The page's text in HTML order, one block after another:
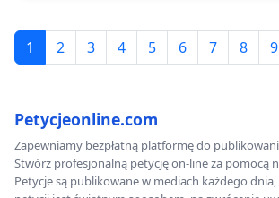
Z wyrazami szacunku,
odpowiedzialni za przyszłość
dr hab.Piotr Achinger- Instytut
Polskiej Akademii Nauk, laureat ERC
1 2 3 4 5 6 7 8 9
Petycjeonline.com
Zapewniamy bezpłatną platformę do
Stwórz profesjonalną petycję on-line za pomocą
Petycje są publikowane w mediach każdego